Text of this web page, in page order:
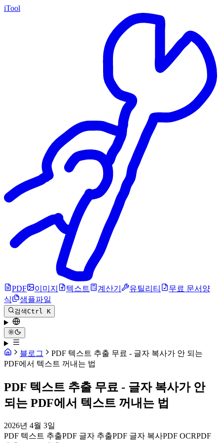
iTool
PDF 이미지 텍스트 계산기 유틸리티
무료 문서양
식
샘플파일
검색Ctrl K
블로그
PDF 텍스트 추출 무료 - 글자 복사가 안 되는
PDF에서 텍스트 꺼내는 법
PDF 텍스트 추출 무료 - 글자 복사가 안
되는 PDF에서 텍스트 꺼내는 법
2026년 4월 3일
PDF 텍스트 추출PDF 글자 추출PDF 글자 복사PDF OCRPDF